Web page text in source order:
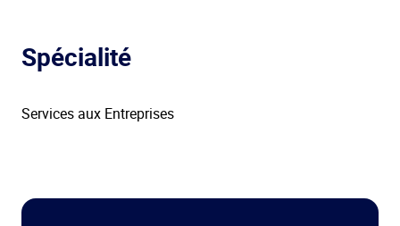
Spécialité
Services aux Entreprises